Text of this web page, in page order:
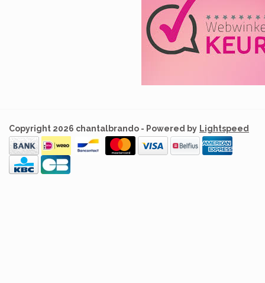
Copyright 2026 chantalbrando - Powered by Lightspeed